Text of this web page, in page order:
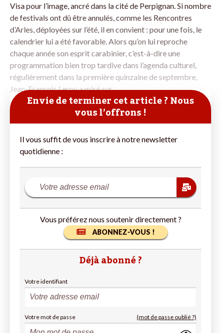
Visa pour l’image, ancré dans la cité de Perpignan. Si nombre
de festivals ont dû être annulés, comme les Rencontres
d’Arles, déployées sur l’été, il en convient : pour une fois, le
calendrier lui a été favorable. Alors qu’on lui reproche
chaque année son esprit carabinier, c’est-à-dire une
programmation bien trop tardive dans l’agenda culturel,
régulièrement dans la première quinzaine de septembre,
Jean-François Leroy a misé sur
Envie de terminer cet article ? Nous
vous l’offrons !
Il vous suffit de vous inscrire à notre newsletter
quotidienne :
Vous préférez nous soutenir directement ?
ABONNEZ-VOUS !
Déjà abonné ?
Votre identifiant
Votre mot de passe (mot de passe oublié ?)